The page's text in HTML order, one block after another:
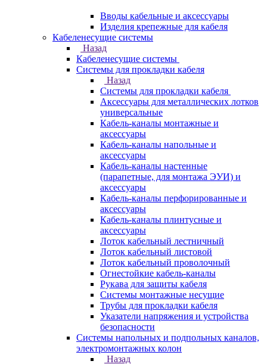
Вводы кабельные и аксессуары
Изделия крепежные для кабеля
Кабеленесущие системы
Назад
Кабеленесущие системы
Системы для прокладки кабеля
Назад
Системы для прокладки кабеля
Аксессуары для металлических лотков
универсальные
Кабель-каналы монтажные и
аксессуары
Кабель-каналы напольные и
аксессуары
Кабель-каналы настенные
(парапетные, для монтажа ЭУИ) и
аксессуары
Кабель-каналы перфорированные и
аксессуары
Кабель-каналы плинтусные и
аксессуары
Лоток кабельный лестничный
Лоток кабельный листовой
Лоток кабельный проволочный
Огнестойкие кабель-каналы
Рукава для защиты кабеля
Системы монтажные несущие
Трубы для прокладки кабеля
Указатели напряжения и устройства
безопасности
Системы напольных и подпольных каналов,
электромонтажных колон
Назад